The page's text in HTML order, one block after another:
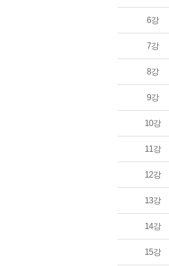
6강
7강
8강
9강
10강
11강
12강
13강
14강
15강